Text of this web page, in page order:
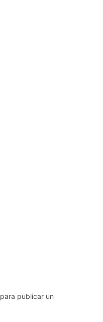
para publicar un